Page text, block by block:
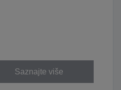
Saznajte više